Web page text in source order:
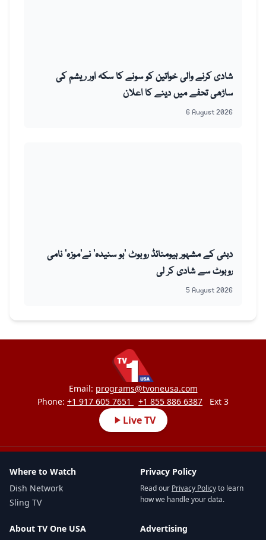
شادی کرنے والی خواتین کو سونے کا سکہ اور ریشم کی
ساڑھی تحفے میں دینے کا اعلان
6 August 2026
دبئی کے مشہور ہیومنائڈ روبوٹ ’بو سنیدہ‘ نے’موزہ‘ نامی
روبوٹ سے شادی کر لی
5 August 2026
Email: programs@tvoneusa.com
Phone: +1 917 605 7651 +1 855 886 6387 Ext 3
Live TV
Where to Watch
Dish Network
Sling TV
Privacy Policy
Read our Privacy Policyto learn
how we handle your data.
About TV One USA Advertising